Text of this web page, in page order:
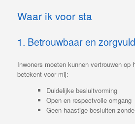
Waar ik voor sta
1. Betrouwbaar en
Inwoners moeten kunnen vertrouwen op
betekent voor mij:
Duidelijke besluitvorming
Open en respectvolle omgang
Geen haastige besluiten